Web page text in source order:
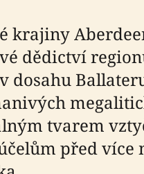
krajiny
dědictví
dosahu
tvarem
před více